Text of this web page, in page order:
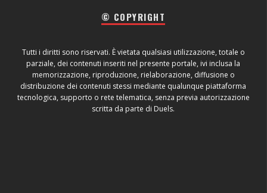
© COPYRIGHT
Tutti i diritti sono riservati. È vietata qualsiasi utilizzazione, totale o
parziale, dei contenuti inseriti nel presente portale, ivi inclusa la
memorizzazione, riproduzione, rielaborazione, diffusione o
distribuzione dei contenuti stessi mediante qualunque piattaforma
tecnologica, supporto o rete telematica, senza previa autorizzazione
scritta da parte di Duels.